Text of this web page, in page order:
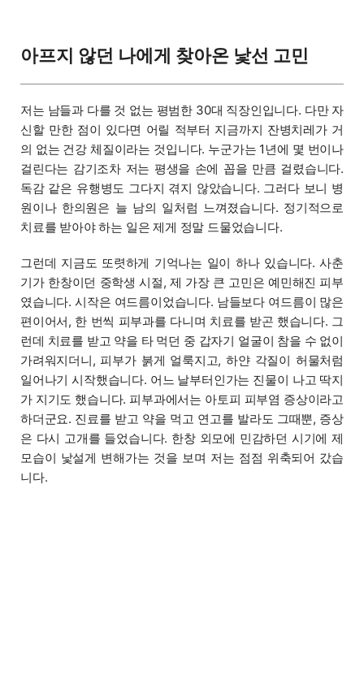
아프지 않던 나에게 찾아온 낯선 고민
저는 남들과 다를 것 없는 평범한 30대 직장인입니다. 다만 자
신할 만한 점이 있다면 어릴 적부터 지금까지 잔병치레가 거
의 없는 건강 체질이라는 것입니다. 누군가는 1년에 몇 번이나
걸린다는 감기조차 저는 평생을 손에 꼽을 만큼 걸렸습니다.
독감 같은 유행병도 그다지 겪지 않았습니다. 그러다 보니 병
원이나 한의원은 늘 남의 일처럼 느껴졌습니다. 정기적으로
치료를 받아야 하는 일은 제게 정말 드물었습니다.
그런데 지금도 또렷하게 기억나는 일이 하나 있습니다. 사춘
기가 한창이던 중학생 시절, 제 가장 큰 고민은 예민해진 피부
였습니다. 시작은 여드름이었습니다. 남들보다 여드름이 많은
편이어서, 한 번씩 피부과를 다니며 치료를 받곤 했습니다. 그
런데 치료를 받고 약을 타 먹던 중 갑자기 얼굴이 참을 수 없이
가려워지더니, 피부가 붉게 얼룩지고, 하얀 각질이 허물처럼
일어나기 시작했습니다. 어느 날부터인가는 진물이 나고 딱지
가 지기도 했습니다. 피부과에서는 아토피 피부염 증상이라고
하더군요. 진료를 받고 약을 먹고 연고를 발라도 그때뿐, 증상
은 다시 고개를 들었습니다. 한창 외모에 민감하던 시기에 제
모습이 낯설게 변해가는 것을 보며 저는 점점 위축되어 갔습
니다.